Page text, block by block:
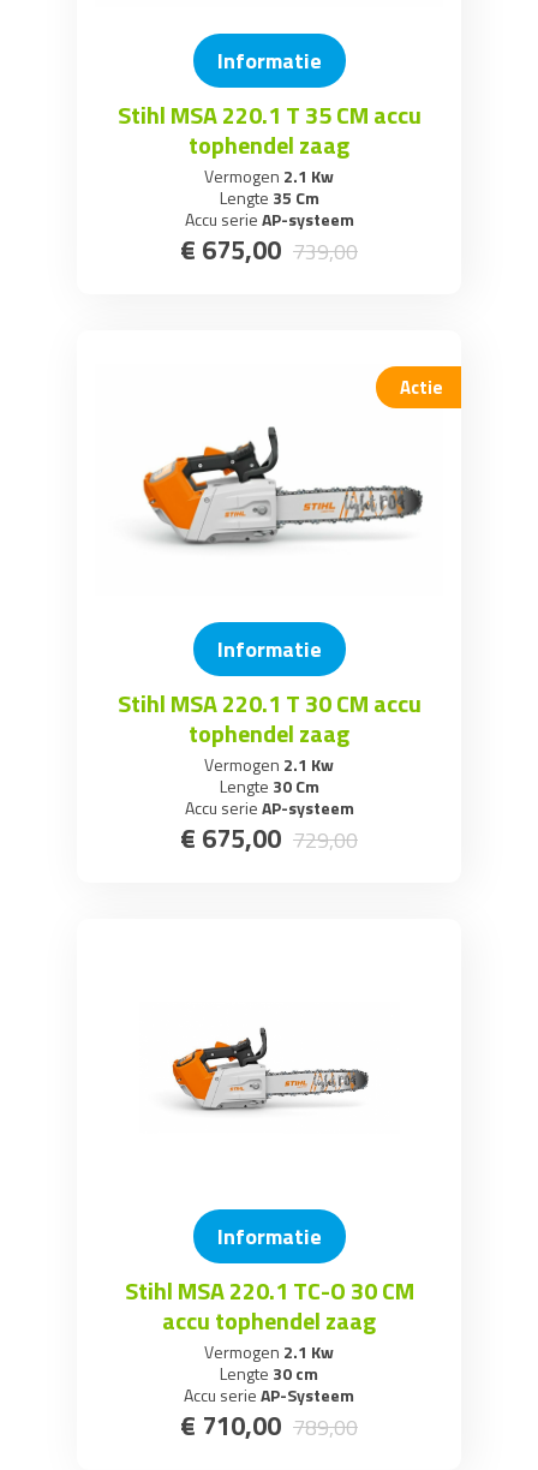
Informatie
Stihl MSA 220.1 T 35 CM accu
tophendel zaag
Vermogen 2.1 Kw
Lengte 35 Cm
Accu serieAP-systeem
€ 675,00 739,00
Actie
Informatie
Stihl MSA 220.1 T 30 CM accu
tophendel zaag
Vermogen 2.1 Kw
Lengte 30 Cm
Accu serieAP-systeem
€ 675,00 729,00
Informatie
Stihl MSA 220.1 TC-O 30 CM
accu tophendel zaag
Vermogen 2.1 Kw
Lengte 30 cm
Accu serieAP-Systeem
€ 710,00 789,00